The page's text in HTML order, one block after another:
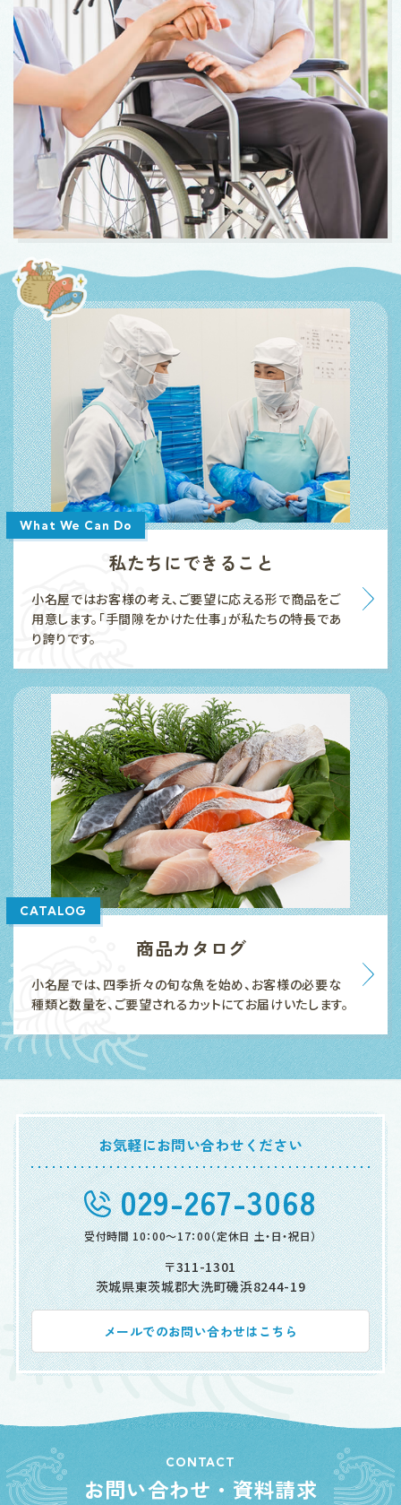
What We Can Do
私たちにできること
小名屋ではお客様の考え、ご要望に応える形で商品をご
用意します。「手間隙をかけた仕事」が私たちの特長であ
り誇りです。
CATALOG
商品カタログ
小名屋では、四季折々の旬な魚を始め、お客様の必要な
種類と数量を、ご要望されるカットにてお届けいたします。
お気軽にお問い合わせください
029-267-3068
受付時間 10：00～17：00（定休日 土・日・祝日）
〒311-1301
茨城県東茨城郡大洗町磯浜8244-19
メールでのお問い合わせはこちら
CONTACT
お問い合わせ・資料請求